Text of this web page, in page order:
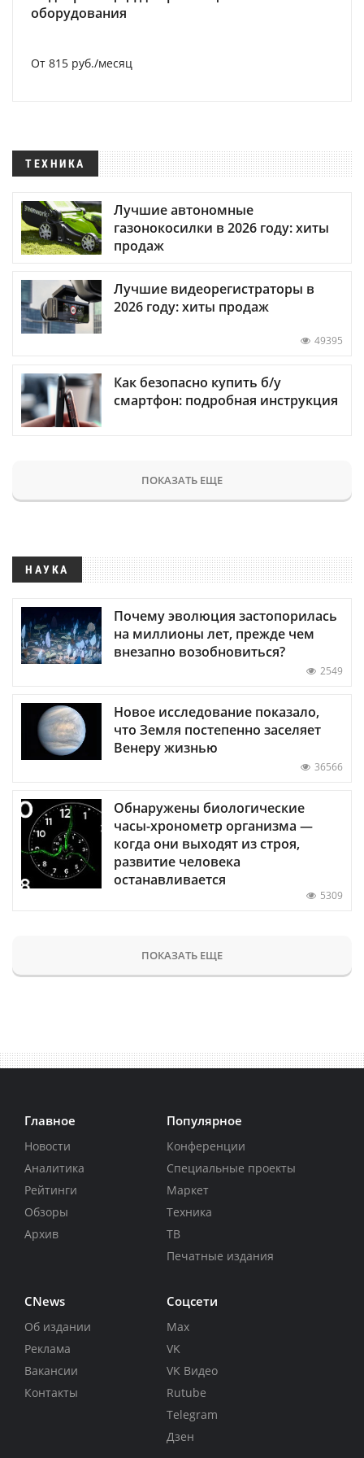
оборудования
От 815 руб./месяц
ТЕХНИКА
Лучшие автономные
газонокосилки в 2026 году: хиты
продаж
Лучшие видеорегистраторы в
2026 году: хиты продаж
49395
Как безопасно купить б/у
смартфон: подробная инструкция
ПОКАЗАТЬ ЕЩЕ
НАУКА
Почему эволюция застопорилась
на миллионы лет, прежде чем
внезапно возобновиться?
2549
Новое исследование показало,
что Земля постепенно заселяет
Венеру жизнью
36566
Обнаружены биологические
часы-хронометр организма —
когда они выходят из строя,
развитие человека
останавливается
5309
ПОКАЗАТЬ ЕЩЕ
Главное
Новости
Аналитика
Рейтинги
Обзоры
Архив
Популярное
Конференции
Специальные проекты
Маркет
Техника
ТВ
Печатные издания
CNews
Об издании
Реклама
Вакансии
Контакты
Соцсети
Max
VK
VK Видео
Rutube
Telegram
Дзен